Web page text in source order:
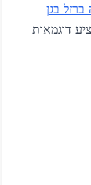
ברזל בגן
דוגמאות